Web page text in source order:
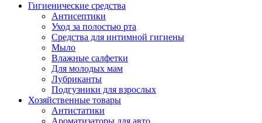
Гигиенические средства
Антисептики
Уход за полостью рта
Средства для интимной гигиены
Мыло
Влажные салфетки
Для молодых мам
Лубриканты
Подгузники для взрослых
Хозяйственные товары
Антистатики
Ароматизаторы для авто